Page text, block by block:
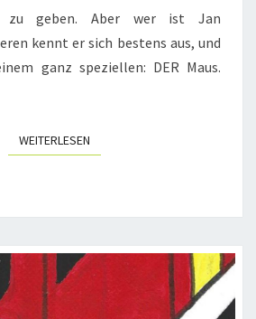
zu geben. Aber wer ist Jan
kennt er sich bestens aus, und
ganz speziellen: DER Maus.
WEITERLESENWEITERLESEN